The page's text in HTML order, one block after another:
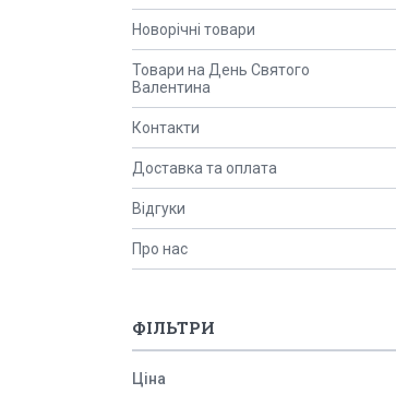
Новорічні товари
Товари на День Святого
Валентина
Контакти
Доставка та оплата
Відгуки
Про нас
ФІЛЬТРИ
Ціна